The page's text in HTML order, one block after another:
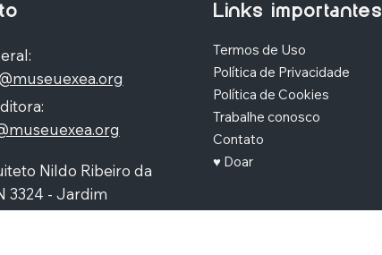
Nildo Ribeiro da
3324 - Jardim
Links importantes
Termos de Uso
Política de Privacidade
Política de Cookies
Trabalhe conosco
Contato
♥ Doar